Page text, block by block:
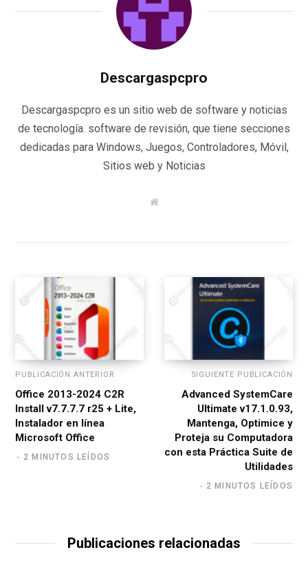
Descargaspcpro
Descargaspcpro es un sitio web de software y noticias
de tecnología. software de revisión, que tiene secciones
dedicadas para Windows, Juegos, Controladores, Móvil,
Sitios web y Noticias
W
PUBLICACIÓN ANTERIOR
Office 2013-2024 C2R
Install v7.7.7.7 r25 + Lite,
Instalador en línea
Microsoft Office
2 MINUTOS LEÍDOS
SIGUIENTE PUBLICACIÓN
Advanced SystemCare
Ultimate v17.1.0.93,
Mantenga, Optimice y
Proteja su Computadora
con esta Práctica Suite de
Utilidades
2 MINUTOS LEÍDOS
Publicaciones relacionadas